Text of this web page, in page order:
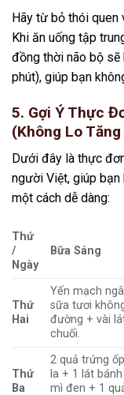
Hãy từ bỏ thói
Khi ăn uống tập
đồng thời não bộ sẽ
phút), giúp bạn
5. Gợi Ý Thực
(Không Lo Tăng
Dưới đây là thực
người Việt, giúp bạn
một cách dễ dàng:
Thứ
/
Ngày
Bữa Sáng
Thứ
Hai
Yến mạch
sữa tươi
đường + vài
chuối.
Thứ
Ba
2 quả trứng ốp
la + 1 lát bánh
mì đen + 1